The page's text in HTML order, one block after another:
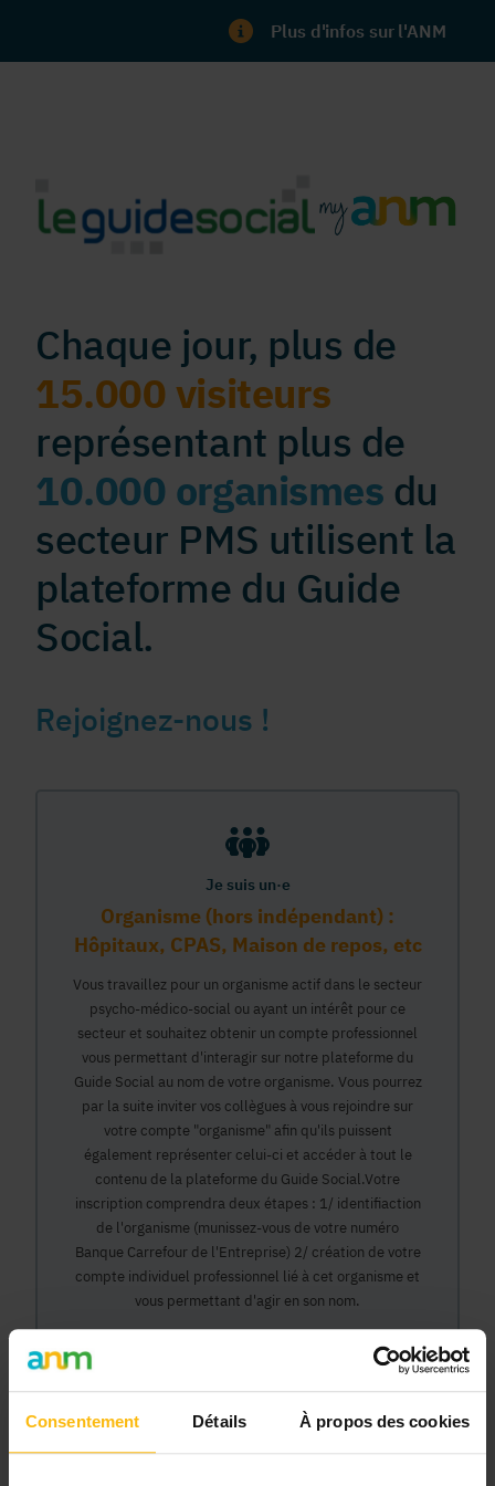
Consentement Détails À propos des cookies
Plus d'infos sur l'ANM
Chaque jour, plus de
15.000 visiteurs
représentant plus de
10.000 organismes du
secteur PMS utilisent la
plateforme du Guide
Social.
Rejoignez-nous !
Je suis un·e
Organisme (hors indépendant) :
Hôpitaux, CPAS, Maison de repos, etc
Vous travaillez pour un organisme actif dans le secteur
psycho-médico-social ou ayant un intérêt pour ce
secteur et souhaitez obtenir un compte professionnel
vous permettant d'interagir sur notre plateforme du
Guide Social au nom de votre organisme. Vous pourrez
par la suite inviter vos collègues à vous rejoindre sur
votre compte "organisme" afin qu'ils puissent
également représenter celui-ci et accéder à tout le
contenu de la plateforme du Guide Social.Votre
inscription comprendra deux étapes : 1/ identifiaction
de l'organisme (munissez-vous de votre numéro
Banque Carrefour de l'Entreprise) 2/ création de votre
compte individuel professionnel lié à cet organisme et
vous permettant d'agir en son nom.